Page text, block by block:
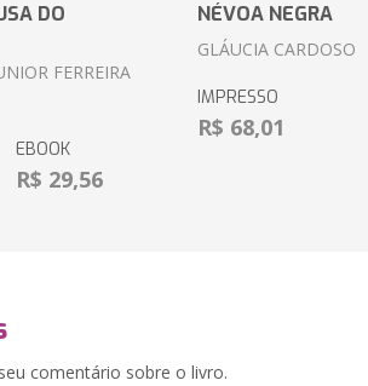
DO
FERREIRA
EBOOK
R$ 29,56
NÉVOA NEGRA
GLÁUCIA CARDOSO
IMPRESSO
R$ 68,01
comentário sobre o livro.